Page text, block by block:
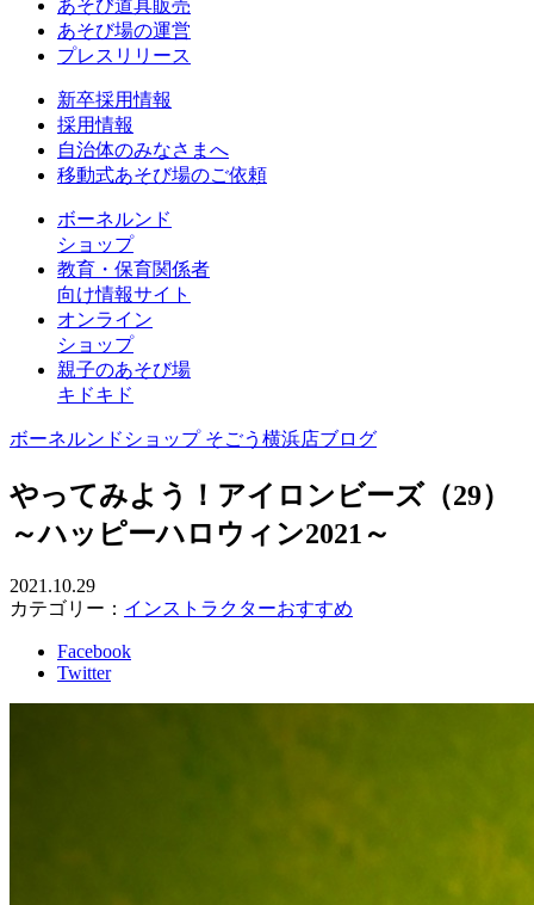
あそび道具販売
あそび場の運営
プレスリリース
新卒採用情報
採用情報
自治体のみなさまへ
移動式あそび場のご依頼
ボーネルンド
ショップ
教育・保育関係者
向け情報サイト
オンライン
ショップ
親子のあそび場
キドキド
ボーネルンドショップ そごう横浜店ブログ
やってみよう！アイロンビーズ（29）
～ハッピーハロウィン2021～
2021.10.29
カテゴリー： インストラクターおすすめ
Facebook
Twitter